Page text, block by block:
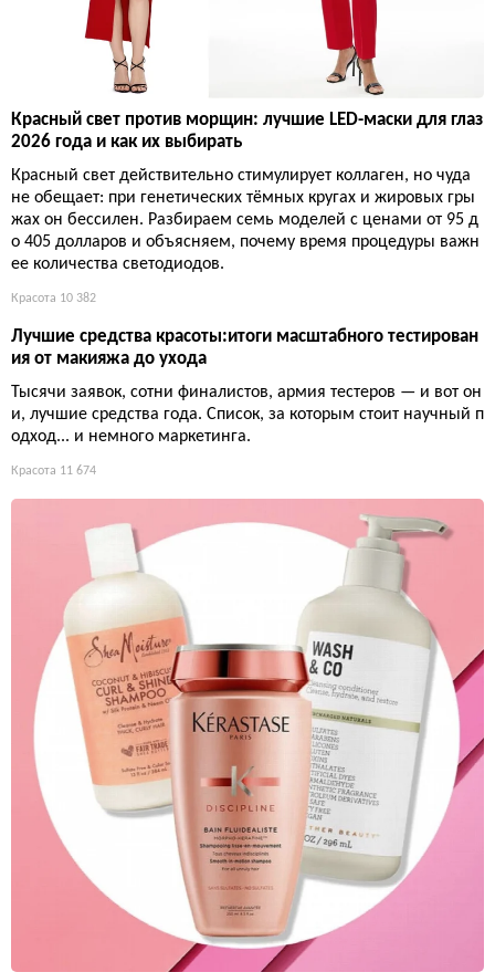
Красный свет против морщин: лучшие LED-маски для глаз
2026 года и как их выбирать
Красный свет действительно стимулирует коллаген, но чуда
не обещает: при генетических тёмных кругах и жировых гры
жах он бессилен. Разбираем семь моделей с ценами от 95 д
о 405 долларов и объясняем, почему время процедуры важн
ее количества светодиодов.
Красота 10 382
Лучшие средства красоты:итоги масштабного тестирован
ия от макияжа до ухода
Тысячи заявок, сотни финалистов, армия тестеров — и вот он
и, лучшие средства года. Список, за которым стоит научный п
одход... и немного маркетинга.
Красота 11 674